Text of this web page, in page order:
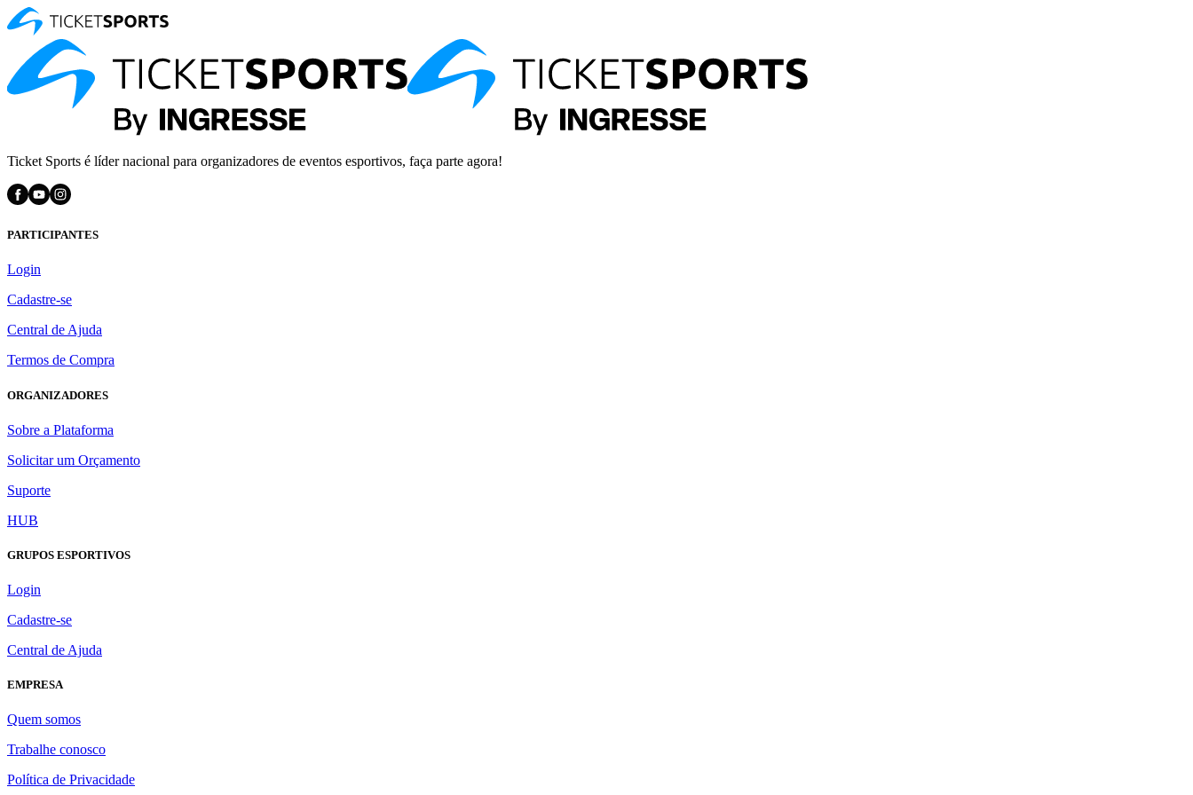
Ticket Sports é líder nacional para organizadores de eventos esportivos, faça parte agora!
PARTICIPANTES
Login
Cadastre-se
Central de Ajuda
Termos de Compra
ORGANIZADORES
Sobre a Plataforma
Solicitar um Orçamento
Suporte
HUB
GRUPOS ESPORTIVOS
Login
Cadastre-se
Central de Ajuda
EMPRESA
Quem somos
Trabalhe conosco
Política de Privacidade